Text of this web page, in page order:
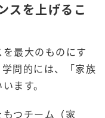
スを上げるこ
を最大のものにす
問的には、「家族
ます。
つチーム（家